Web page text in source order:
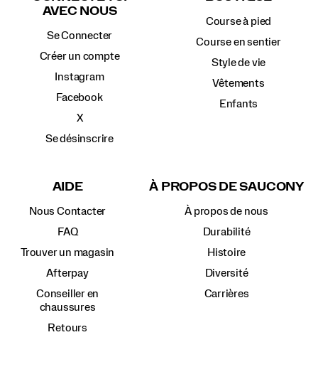
AVEC NOUS
Se Connecter
Créer un compte
Instagram
Facebook
X
Se désinscrire
Course à pied
Course en sentier
Style de vie
Vêtements
Enfants
AIDE
Nous Contacter
FAQ
Trouver un magasin
Afterpay
Conseiller en
chaussures
Retours
À PROPOS DE SAUCONY
À propos de nous
Durabilité
Histoire
Diversité
Carrières